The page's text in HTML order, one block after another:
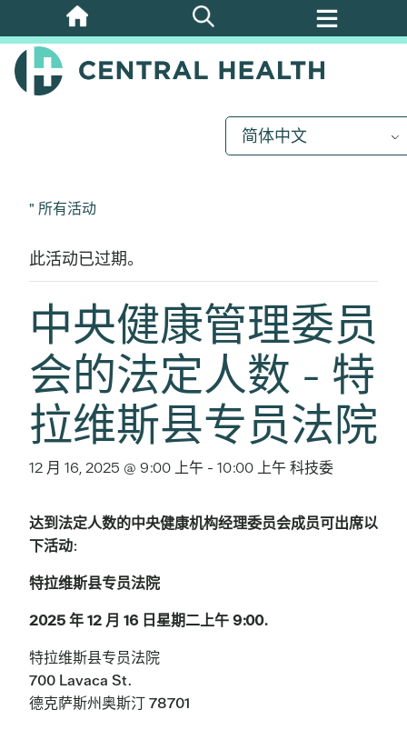
跳
至
主
简体中文
" 所有活动
此活动已过期。
中央健康管理委员
会的法定人数 - 特
拉维斯县专员法院
12 月 16, 2025 @ 9:00 上午 - 10:00 上午科技委
达到法定人数的中央健康机构经理委员会成员可出席以
下活动:
特拉维斯县专员法院
2025 年 12 月 16 日星期二上午 9:00.
特拉维斯县专员法院
700 Lavaca St.
德克萨斯州奥斯汀 78701